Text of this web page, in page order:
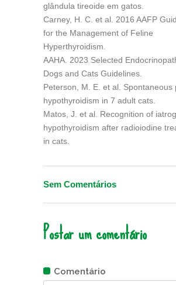
glândula tireoide em gatos.
Carney, H. C. et al. 2016 AAFP
for the Management of Feline
Hyperthyroidism.
AAHA. 2023 Selected
Dogs and Cats Guidelines.
Peterson, M. E. et al. Spontaneous
hypothyroidism in 7 adult cats.
Matos, J. et al. Recognition of
hypothyroidism after radioiodine
in cats.
Sem Comentários
Postar um comentário
Comentário